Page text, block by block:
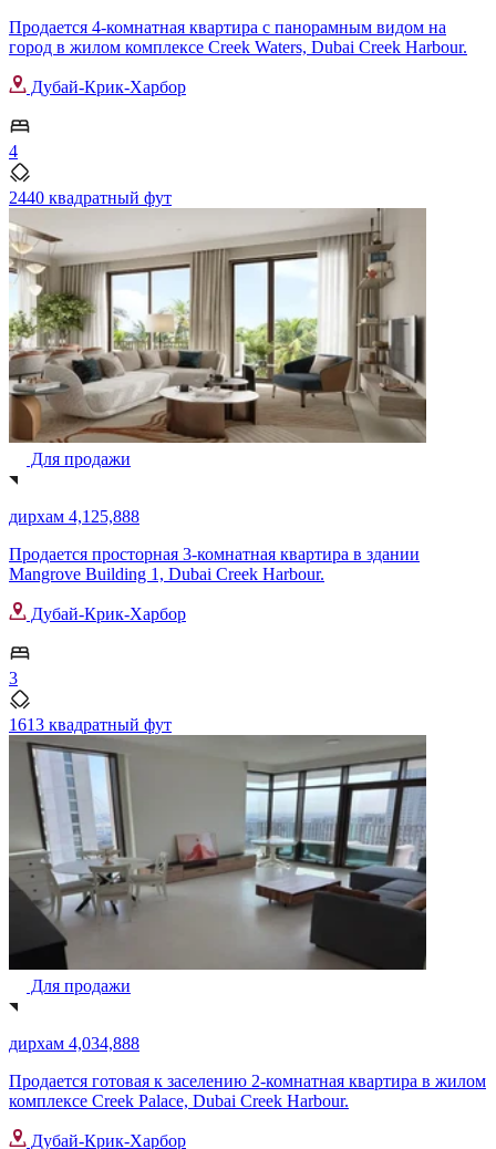
Продается 4-комнатная квартира с панорамным видом на
город в жилом комплексе Creek Waters, Dubai Creek Harbour.
Дубай-Крик-Харбор
4
2440 квадратный фут
Для продажи
дирхам 4,125,888
Продается просторная 3-комнатная квартира в здании
Mangrove Building 1, Dubai Creek Harbour.
Дубай-Крик-Харбор
3
1613 квадратный фут
Для продажи
дирхам 4,034,888
Продается готовая к заселению 2-комнатная квартира в жилом
комплексе Creek Palace, Dubai Creek Harbour.
Дубай-Крик-Харбор